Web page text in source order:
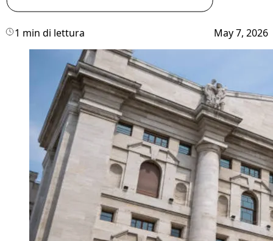
1 min di lettura May 7, 2026